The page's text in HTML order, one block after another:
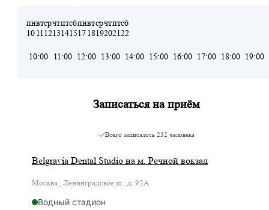
пн
10
вт
11
ср
12
чт
13
пт
14
сб
15
пн
17
вт
18
ср
19
чт
20
пт
21
сб
22
10:00 11:00 12:00 13:00 14:00 15:00 16:00 17:00 18:00 19:00
Записаться на приём
Всего записалось232 человека
Belgravia Dental Studio на м. Речной вокзал
Москва , Ленинградское ш., д. 92А
Водный стадион